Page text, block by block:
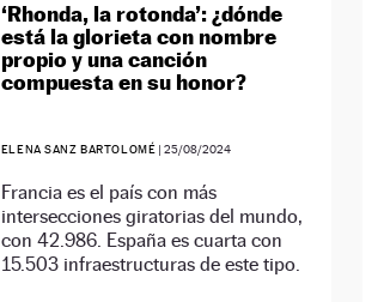
‘Rhonda, la rotonda’: ¿dónde
está la glorieta con nombre
propio y una canción
compuesta en su honor?
ELENA SANZ BARTOLOMÉ |25/08/2024
Francia es el país con más
intersecciones giratorias del mundo,
con 42.986. España es cuarta con
15.503 infraestructuras de este tipo.